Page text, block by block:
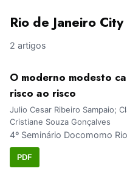
Rio de Janeiro City
2 artigos
O moderno modesto
risco ao risco
Julio Cesar Ribeiro Sampaio;
Cristiane Souza Gonçalves
4º Seminário Docomomo
PDF